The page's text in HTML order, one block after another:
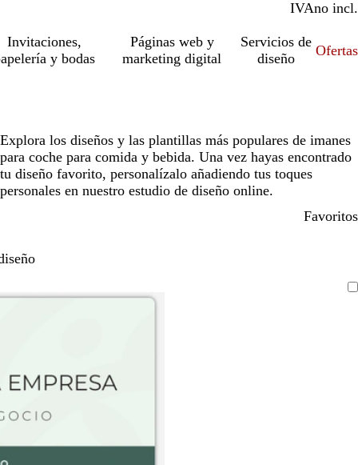
IVAincl.
no incl.
Invitaciones,
y bodas
Páginas web y
marketing digital
Servicios de
diseño
Ofertas
Explora los diseños y las plantillas más populares de imanes
para coche para comida y bebida. Una vez hayas encontrado
tu diseño favorito, personalízalo añadiendo tus toques
personales en nuestro estudio de diseño online.
Favoritos